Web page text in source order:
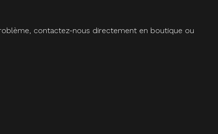
contactez-nous directement en boutique ou